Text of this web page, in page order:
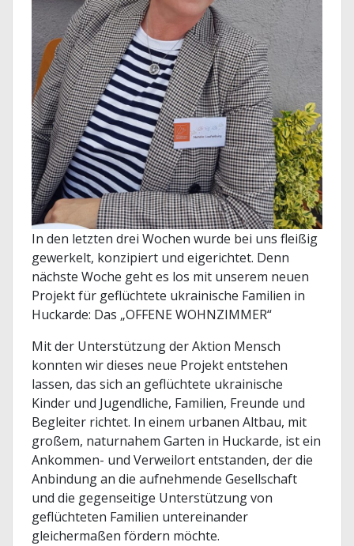
In den letzten drei Wochen wurde bei uns fleißig
gewerkelt, konzipiert und eigerichtet. Denn
nächste Woche geht es los mit unserem neuen
Projekt für geflüchtete ukrainische Familien in
Huckarde: Das „OFFENE WOHNZIMMER“
Mit der Unterstützung der Aktion Mensch
konnten wir dieses neue Projekt entstehen
lassen, das sich an geflüchtete ukrainische
Kinder und Jugendliche, Familien, Freunde und
Begleiter richtet. In einem urbanen Altbau, mit
großem, naturnahem Garten in Huckarde, ist ein
Ankommen- und Verweilort entstanden, der die
Anbindung an die aufnehmende Gesellschaft
und die gegenseitige Unterstützung von
geflüchteten Familien untereinander
gleichermaßen fördern möchte.